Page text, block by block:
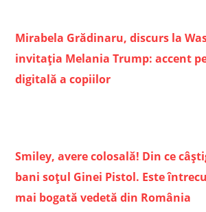
Mirabela Grădinaru, discurs la
invitația Melania Trump: accent
digitală a copiilor
Smiley, avere colosală! Din ce
bani soțul Ginei Pistol. Este
mai bogată vedetă din România